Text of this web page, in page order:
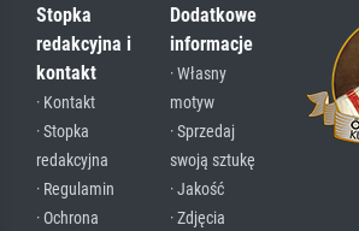
Stopka
redakcyjna i
kontakt
· Kontakt
· Stopka
redakcyjna
· Regulamin
· Ochrona
Dodatkowe
informacje
· Własny
motyw
· Sprzedaj
swoją sztukę
· Jakość
· Zdjęcia